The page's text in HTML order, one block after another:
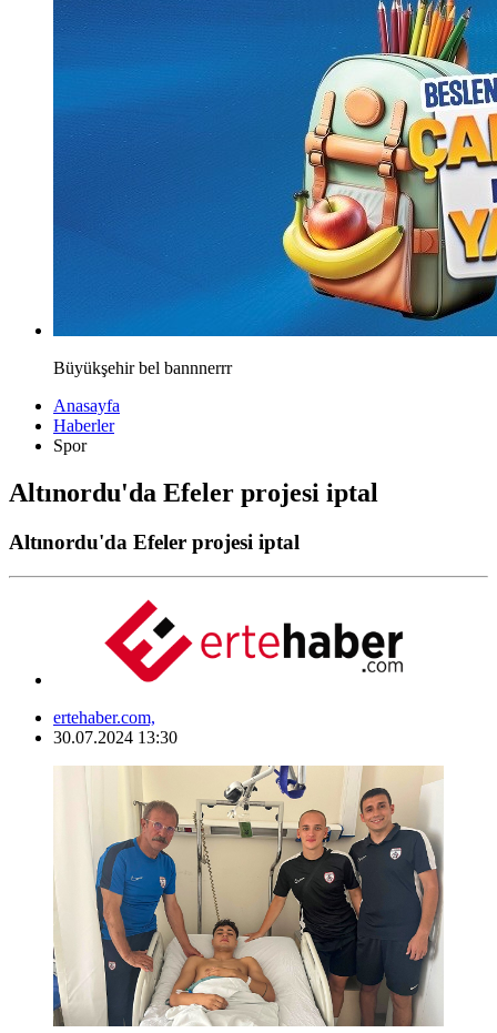
Büyükşehir bel bannnerrr
Anasayfa
Haberler
Spor
Altınordu'da Efeler projesi iptal
Altınordu'da Efeler projesi iptal
ertehaber.com,
30.07.2024 13:30